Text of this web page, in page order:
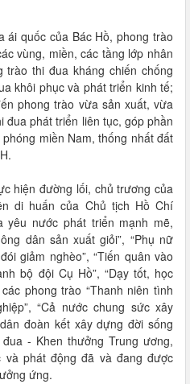
ái quốc của Bác Hồ, phong trào
vùng, miền, các tầng lớp nhân
thi đua kháng chiến chống
khôi phục và phát triển kinh tế;
phong trào vừa sản xuất, vừa
đua phát triển liên tục, góp phần
miền Nam, thống nhất đất
hiện đường lối, chủ trương của
di huấn của Chủ tịch Hồ Chí
yêu nước phát triển mạnh mẽ,
dân sản xuất giỏi”, “Phụ nữ
giảm nghèo”, “Tiến quân vào
bộ đội Cụ Hồ”, “Dạy tốt, học
phong trào “Thanh niên tình
“Cả nước chung sức xây
đoàn kết xây dựng đời sống
- Khen thưởng Trung ương,
phát động đã và đang được
ứng.